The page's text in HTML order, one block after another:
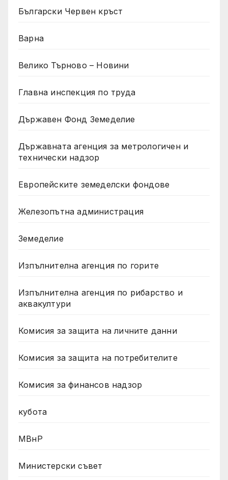
Български Червен кръст
Варна
Велико Търново – Новини
Главна инспекция по труда
Държавен Фонд Земеделие
Държавната агенция за метрологичен и
технически надзор
Европейските земеделски фондове
Железопътна администрация
Земеделие
Изпълнителна агенция по горите
Изпълнителна агенция по рибарство и
аквакултури
Комисия за защита на личните данни
Комисия за защита на потребителите
Комисия за финансов надзор
кубота
МВнР
Министерски съвет